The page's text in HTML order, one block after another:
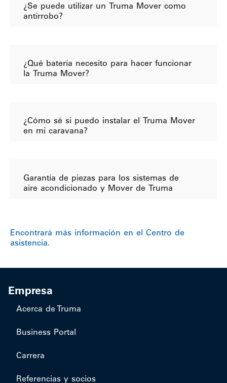
¿Se puede utilizar un Truma Mover como
antirrobo?
¿Qué batería necesito para hacer funcionar
la Truma Mover?
¿Cómo sé si puedo instalar el Truma Mover
en mi caravana?
Garantía de piezas para los sistemas de
aire acondicionado y Mover de Truma
Encontrará más información en el Centro de
asistencia.
Empresa
Acerca de Truma
Business Portal
Carrera
Referencias y socios